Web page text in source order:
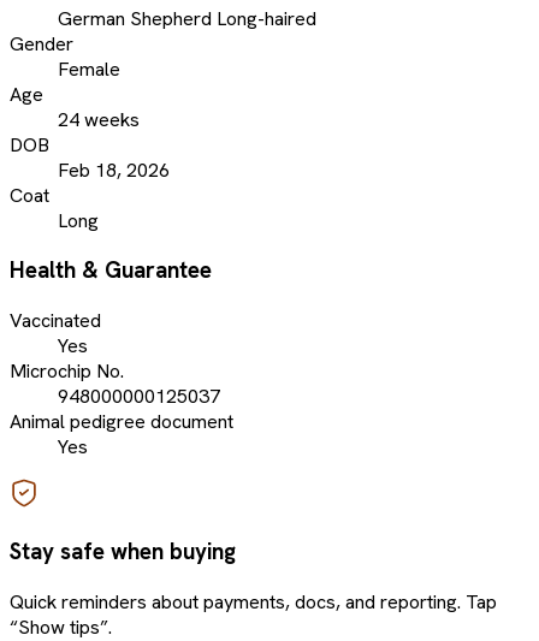
German Shepherd Long-haired
Gender
Female
Age
24 weeks
DOB
Feb 18, 2026
Coat
Long
Health & Guarantee
Vaccinated
Yes
Microchip No.
948000000125037
Animal pedigree document
Yes
Stay safe when buying
Quick reminders about payments, docs, and reporting. Tap
“Show tips”.